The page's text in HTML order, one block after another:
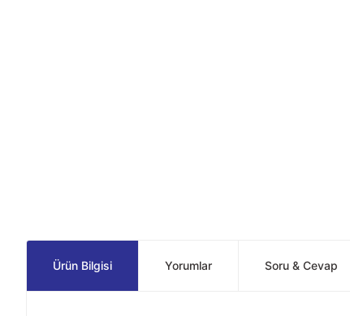
Ürün Bilgisi Yorumlar Soru & Cevap